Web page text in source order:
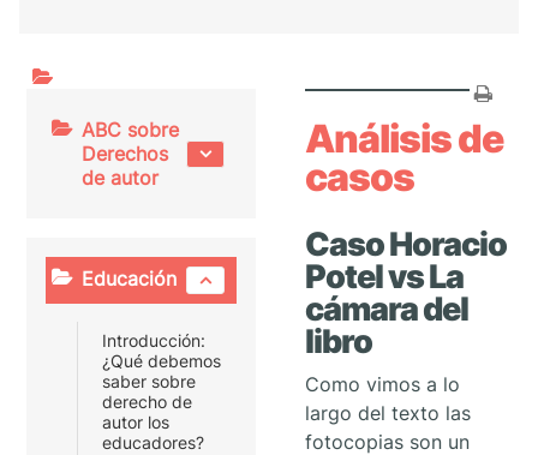
ABC sobre
Derechos
de autor
Educación
Introducción:
¿Qué debemos
saber sobre
derecho de
autor los
educadores?
Análisis de
casos
Caso Horacio
Potel vs La
cámara del
libro
Como vimos a lo
largo del texto las
fotocopias son un